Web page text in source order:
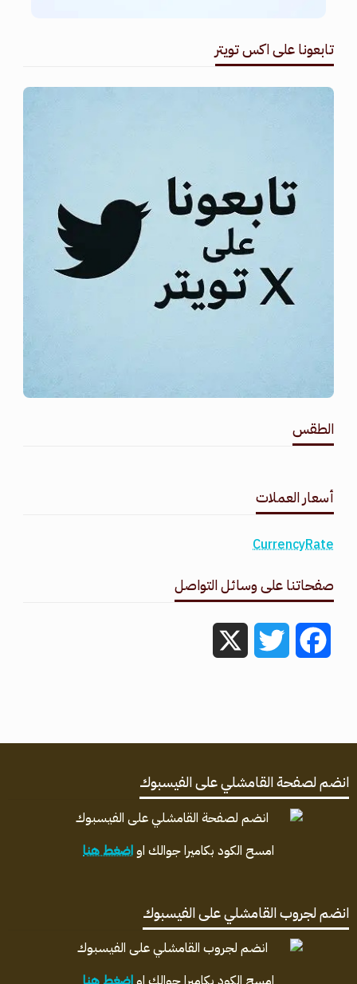
تابعونا على اكس تويتر
الطقس
أسعار العملات
CurrencyRate
صفحاتنا على وسائل التواصل
Facebook
Twitter
انضم لصفحة القامشلي على الفيسبوك
امسح الكود بكاميرا جوالك اواضغط هنا
انضم لجروب القامشلي على الفيسبوك